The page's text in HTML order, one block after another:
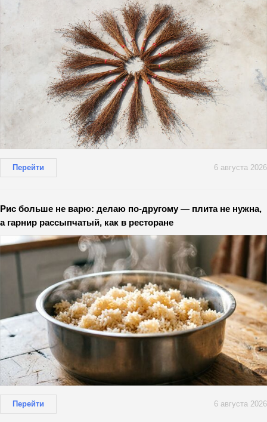
Перейти 6 августа 2026
Рис больше не варю: делаю по-другому — плита не нужна,
а гарнир рассыпчатый, как в ресторане
Перейти 6 августа 2026